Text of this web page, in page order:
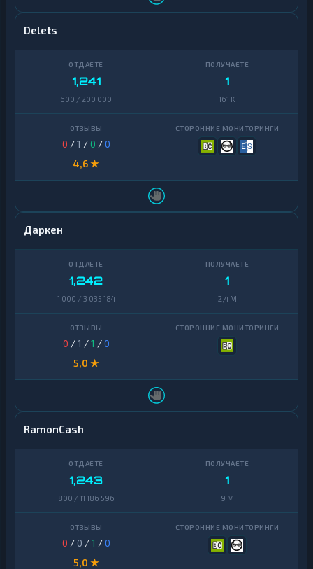
Delets
1,241
600 / 200 000
1
161 K
0 /1 /0 /0
4,6 ★
Даркен
1,242
1 000 / 3 035 184
1
2,4 M
0 /1 /1 /0
5,0 ★
RamonCash
1,243
800 / 11 186 596
1
9 M
0 / 0 /1 /0
5,0 ★